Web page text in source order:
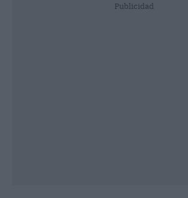
Publicidad